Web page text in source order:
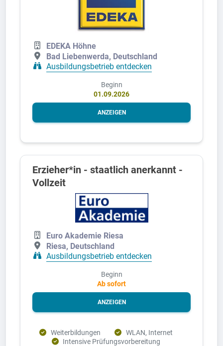
EDEKA Höhne
Bad Liebenwerda, Deutschland
Ausbildungsbetrieb entdecken
Beginn
01.09.2026
ANZEIGEN
Erzieher*in - staatlich anerkannt -
Vollzeit
Euro Akademie Riesa
Riesa, Deutschland
Ausbildungsbetrieb entdecken
Beginn
Ab sofort
ANZEIGEN
Weiterbildungen
WLAN, Internet
Intensive Prüfungsvorbereitung